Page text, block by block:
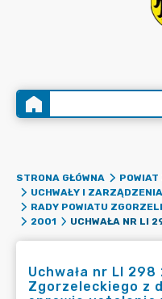
STRONA GŁÓWNA
UCHWAŁY I ZARZĄDZENIA
RADY POWIATU
2001
Uchwała nr LI
Zgorzeleckiego z